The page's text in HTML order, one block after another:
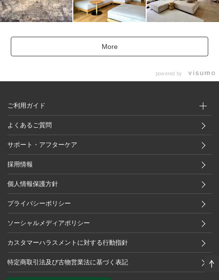
More
powered by
ご利用ガイド
よくあるご質問
サポート・アフターケア
採用情報
個人情報保護方針
プライバシーポリシー
ソーシャルメディアポリシー
カスタマーハラスメントに対する行動指針
特定商取引法及び古物営業法に基づく表記